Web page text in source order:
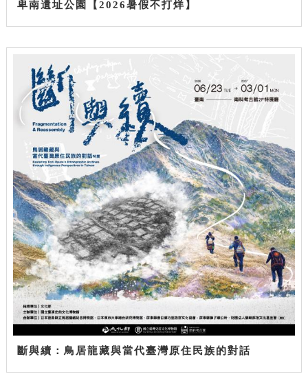
卑南遺址公園【2026暑假不打烊】
斷與續：鳥居龍藏與當代臺灣原住民族的對話